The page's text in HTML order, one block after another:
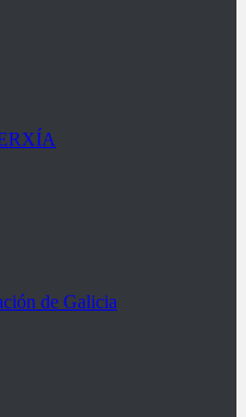
de Galicia